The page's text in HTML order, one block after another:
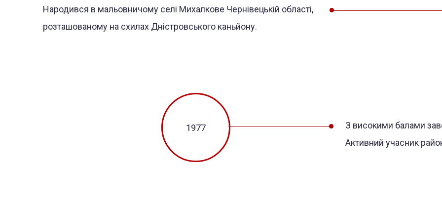
Народився в мальовничому селі Михалкове Чернівецькій області,
розташованому на схилах Дністровського каньйону.
1977
З високими балами
Активний учасник